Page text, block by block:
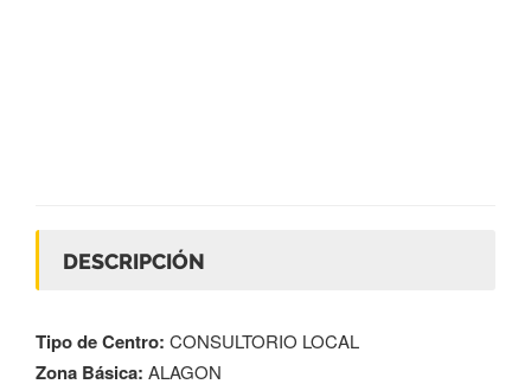
DESCRIPCIÓN
Tipo de Centro: CONSULTORIO LOCAL
Zona Básica: ALAGON